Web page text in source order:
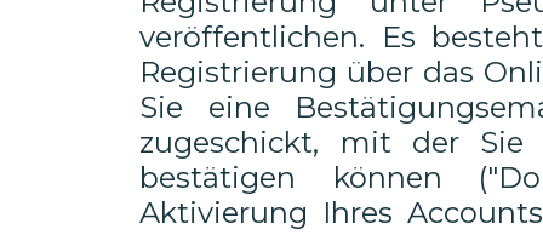
veröffentlichen. Es
Registrierung über das
Sie eine
zugeschickt, mit der Sie
bestätigen können
Aktivierung Ihres